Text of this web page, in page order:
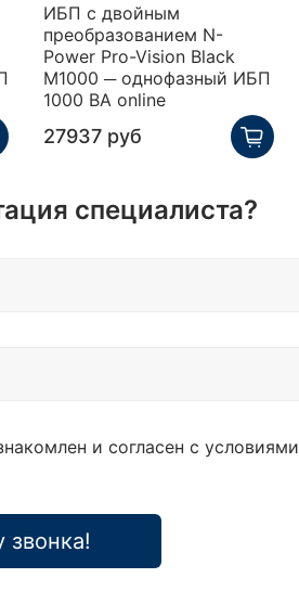
ИБП с двойным
преобразованием N-
Power Pro-Vision Black
M1000 ─ однофазный ИБП
1000 ВА online
27937 руб
специалиста?
и согласен с условиями
звонка!